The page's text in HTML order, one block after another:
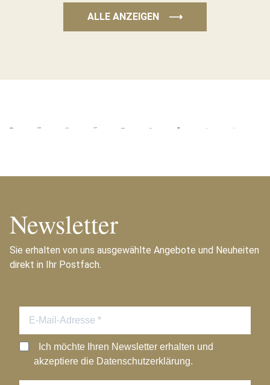
ALLE ANZEIGEN ⟶
Newsletter
Sie erhalten von uns ausgewählte Angebote und Neuheiten
direkt in Ihr Postfach.
Ich möchte Ihren Newsletter erhalten und
akzeptiere die Datenschutzerklärung.